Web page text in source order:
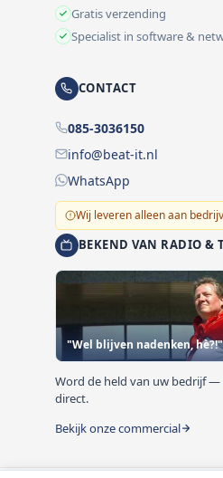
Gratis verzending
Specialist in software &
CONTACT
085-3036150
info@beat-it.nl
WhatsApp
Wij leveren alleen aan
BEKEND VAN RADIO &
"Wel blijven nadenken, hè?!"
Word de held van uw bedrijf —
direct.
Bekijk onze commercial